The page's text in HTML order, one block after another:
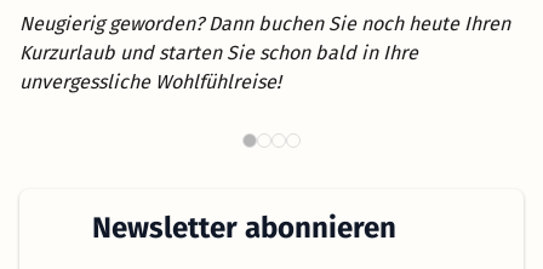
Neugierig geworden? Dann buchen Sie noch heute Ihren
Kurzurlaub und starten Sie schon bald in Ihre
unvergessliche Wohlfühlreise!
Newsletter abonnieren